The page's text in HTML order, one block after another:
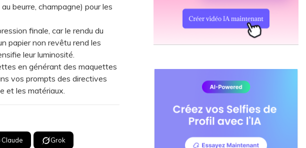
beurre, champagne) pour les
finale, car le rendu du
papier non revêtu rend les
leur luminosité.
en générant des maquettes
vos prompts des directives
et les matériaux.
Claude Grok